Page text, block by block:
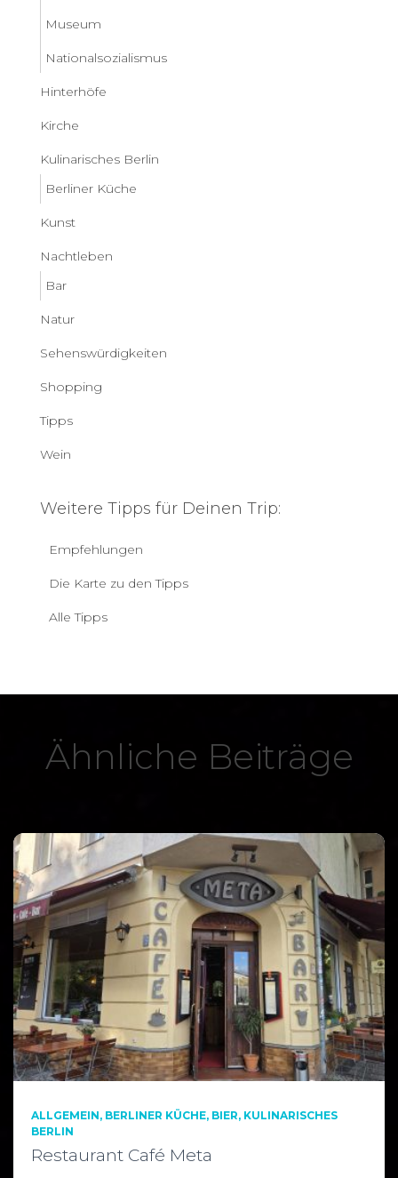
Museum
Nationalsozialismus
Hinterhöfe
Kirche
Kulinarisches Berlin
Berliner Küche
Kunst
Nachtleben
Bar
Natur
Sehenswürdigkeiten
Shopping
Tipps
Wein
Weitere Tipps für Deinen Trip:
Empfehlungen
Die Karte zu den Tipps
Alle Tipps
Ähnliche Beiträge
ALLGEMEIN BERLINER KÜCHE BIER KULINARISCHES
BERLIN
Restaurant Café Meta